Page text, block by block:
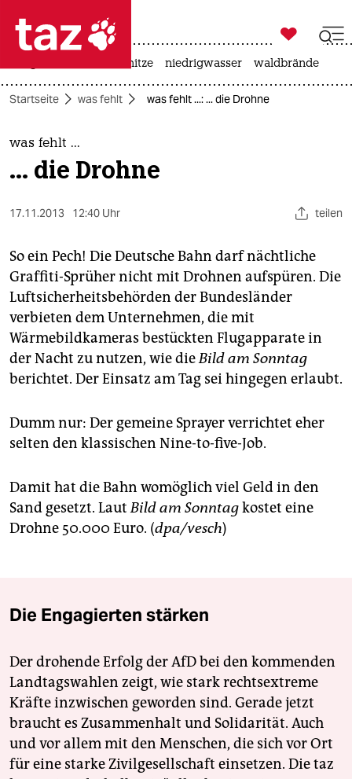
 taz zahl ich
taz zahl ich
themen
politik
öko
gesellschaft
kultur
sport
berlin
nord
wahrheit
verlag
veranstaltungen
unterstützen
genossenschaft
epaper login

taz zahl ich
hitze niedrigwasser waldbrände
Startseite was fehlt was fehlt ...: ... die Drohne
was fehlt ...
... die Drohne
17.11.2013 12:40 Uhr teilen
So ein Pech! Die Deutsche Bahn darf nächtliche
Graffiti-Sprüher nicht mit Drohnen aufspüren. Die
Luftsicherheitsbehörden der Bundesländer
verbieten dem Unternehmen, die mit
Wärmebildkameras bestückten Flugapparate in
der Nacht zu nutzen, wie dieBild am Sonntag
berichtet. Der Einsatz am Tag sei hingegen erlaubt.
Dumm nur: Der gemeine Sprayer verrichtet eher
selten den klassischen Nine-to-five-Job.
Damit hat die Bahn womöglich viel Geld in den
Sand gesetzt. LautBild am Sonntagkostet eine
Drohne 50.000 Euro. (dpa/vesch)
Die Engagierten stärken
Der drohende Erfolg der AfD bei den kommenden
Landtagswahlen zeigt, wie stark rechtsextreme
Kräfte inzwischen geworden sind. Gerade jetzt
braucht es Zusammenhalt und Solidarität. Auch
und vor allem mit den Menschen, die sich vor Ort
für eine starke Zivilgesellschaft einsetzen. Die taz